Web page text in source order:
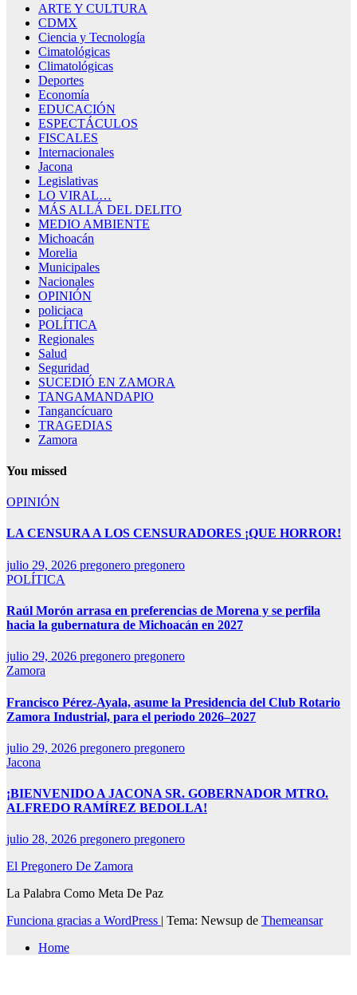
ARTE Y CULTURA
CDMX
Ciencia y Tecnología
Cimatológicas
Climatológicas
Deportes
Economía
EDUCACIÓN
ESPECTÁCULOS
FISCALES
Internacionales
Jacona
Legislativas
LO VIRAL…
MÁS ALLÁ DEL DELITO
MEDIO AMBIENTE
Michoacán
Morelia
Municipales
Nacionales
OPINIÓN
policiaca
POLÍTICA
Regionales
Salud
Seguridad
SUCEDIÓ EN ZAMORA
TANGAMANDAPIO
Tangancícuaro
TRAGEDIAS
Zamora
You missed
OPINIÓN
LA CENSURA A LOS CENSURADORES ¡QUE HORROR!
julio 29, 2026 pregonero pregonero
POLÍTICA
Raúl Morón arrasa en preferencias de Morena y se perfila
hacia la gubernatura de Michoacán en 2027
julio 29, 2026 pregonero pregonero
Zamora
Francisco Pérez-Ayala, asume la Presidencia del Club Rotario
Zamora Industrial, para el periodo 2026–2027
julio 29, 2026 pregonero pregonero
Jacona
¡BIENVENIDO A JACONA SR. GOBERNADOR MTRO.
ALFREDO RAMÍREZ BEDOLLA!
julio 28, 2026 pregonero pregonero
El Pregonero De Zamora
La Palabra Como Meta De Paz
Funciona gracias a WordPress | Tema: Newsup de Themeansar
Home